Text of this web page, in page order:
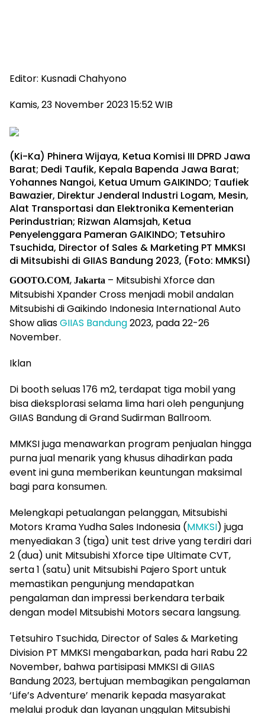
Editor: Kusnadi Chahyono
Kamis, 23 November 2023 15:52 WIB
(Ki-Ka) Phinera Wijaya, Ketua Komisi III DPRD Jawa
Barat; Dedi Taufik, Kepala Bapenda Jawa Barat;
Yohannes Nangoi, Ketua Umum GAIKINDO; Taufiek
Bawazier, Direktur Jenderal Industri Logam, Mesin,
Alat Transportasi dan Elektronika Kementerian
Perindustrian; Rizwan Alamsjah, Ketua
Penyelenggara Pameran GAIKINDO; Tetsuhiro
Tsuchida, Director of Sales & Marketing PT MMKSI
di Mitsubishi di GIIAS Bandung 2023, (Foto: MMKSI)
GOOTO.COM, Jakarta – Mitsubishi Xforce dan
Mitsubishi Xpander Cross menjadi mobil andalan
Mitsubishi di Gaikindo Indonesia International Auto
Show aliasGIIAS Bandung2023, pada 22-26
November.
Iklan
Di booth seluas 176 m2, terdapat tiga mobil yang
bisa dieksplorasi selama lima hari oleh pengunjung
GIIAS Bandung di Grand Sudirman Ballroom.
MMKSI juga menawarkan program penjualan hingga
purna jual menarik yang khusus dihadirkan pada
event ini guna memberikan keuntungan maksimal
bagi para konsumen.
Melengkapi petualangan pelanggan, Mitsubishi
Motors Krama Yudha Sales Indonesia (MMKSI) juga
menyediakan 3 (tiga) unit test drive yang terdiri dari
2 (dua) unit Mitsubishi Xforce tipe Ultimate CVT,
serta 1 (satu) unit Mitsubishi Pajero Sport untuk
memastikan pengunjung mendapatkan
pengalaman dan impressi berkendara terbaik
dengan model Mitsubishi Motors secara langsung.
Tetsuhiro Tsuchida, Director of Sales & Marketing
Division PT MMKSI mengabarkan, pada hari Rabu 22
November, bahwa partisipasi MMKSI di GIIAS
Bandung 2023, bertujuan membagikan pengalaman
‘Life’s Adventure’ menarik kepada masyarakat
melalui produk dan layanan unggulan Mitsubishi